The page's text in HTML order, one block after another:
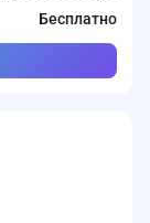
Бесплатно